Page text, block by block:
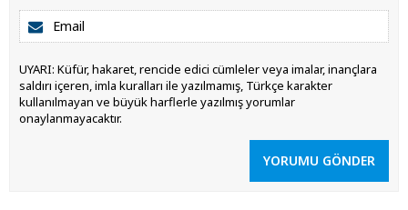
UYARI: Küfür, hakaret, rencide edici cümleler veya imalar, inançlara
saldırı içeren, imla kuralları ile yazılmamış, Türkçe karakter
kullanılmayan ve büyük harflerle yazılmış yorumlar
onaylanmayacaktır.
YORUMU GÖNDER